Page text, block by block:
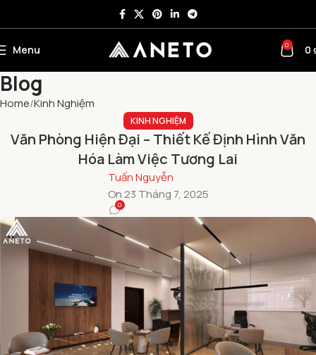
Menu 0 0
Blog
Home Kinh Nghiệm
KINH NGHIỆM
Văn Phòng Hiện Đại – Thiết Kế Định Hình Văn
Hóa Làm Việc Tương Lai
Tuấn Nguyễn
On 23 Tháng 7, 2025
0